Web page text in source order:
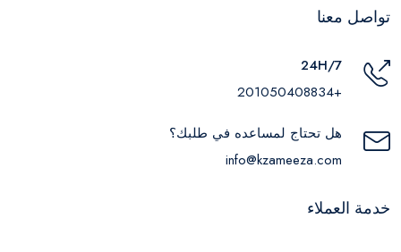
تواصل معنا
24H/7
+201050408834
هل تحتاج لمساعده في طلبك؟
info@kzameeza.com
خدمة العملاء